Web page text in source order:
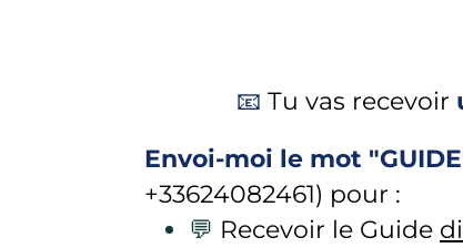
📧 Tu vas recevoir
Envoi-moi le mot
+33624082461) pour :
💬 Recevoir le Guide